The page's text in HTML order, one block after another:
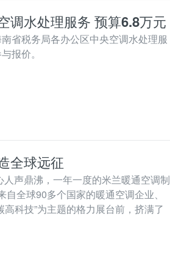
调水处理服务 预算6.8万元
省税务局各办公区中央空调水处理服
报价。
全球远征
声鼎沸，一年一度的米兰暖通空调制
全球90多个国家的暖通空调企业、
科技”为主题的格力展台前，挤满了